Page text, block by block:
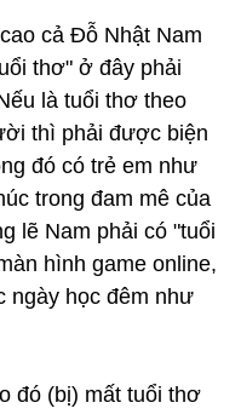
cả Đỗ Nhật Nam
thơ" ở đây phải
là tuổi thơ theo
thì phải được biện
đó có trẻ em như
trong đam mê của
lẽ Nam phải có "tuổi
hình game online,
ngày học đêm như
đó (bị) mất tuổi thơ